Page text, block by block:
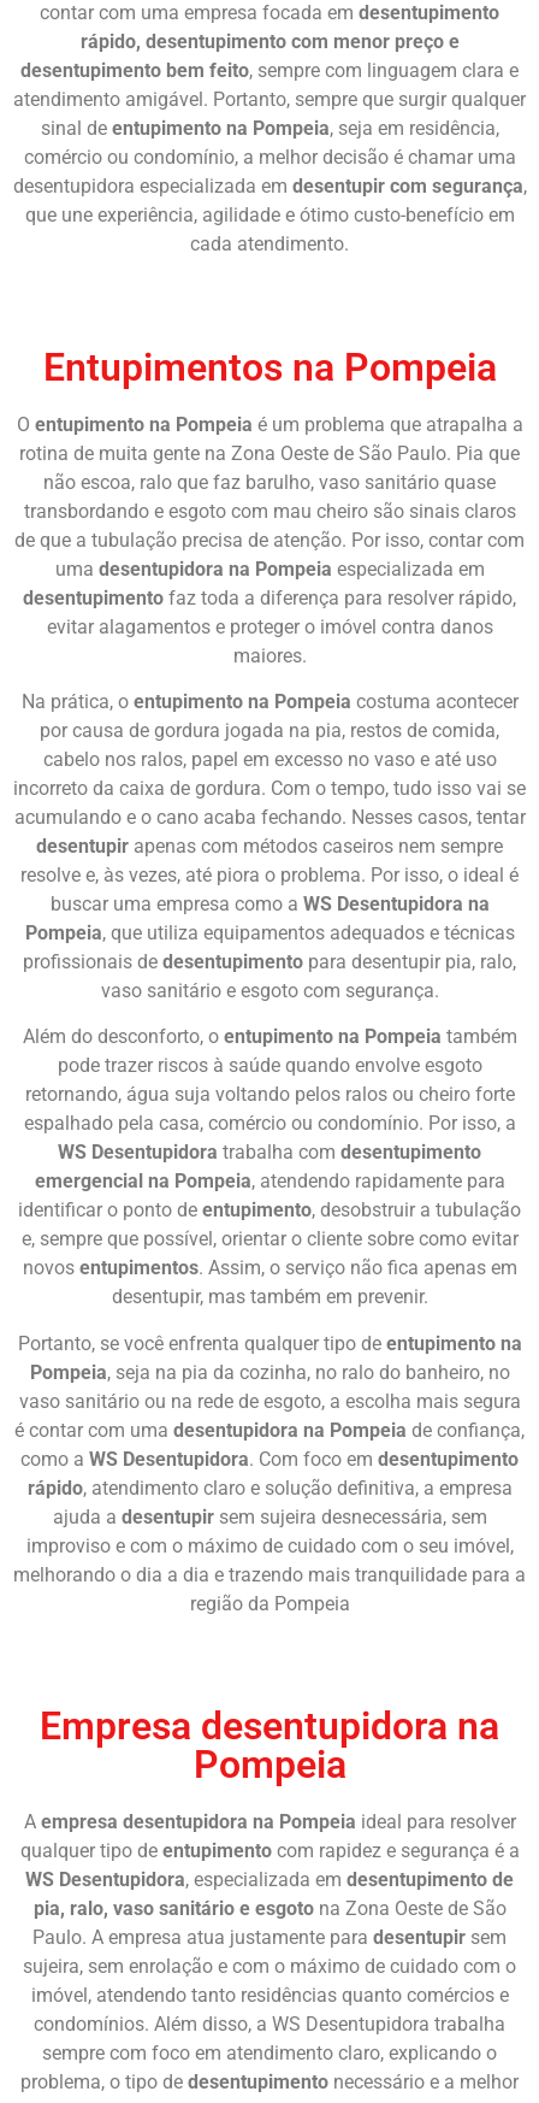
contar com uma empresa focada em desentupimento
rápido, desentupimento com menor preço e
desentupimento bem feito, sempre com linguagem clara e
atendimento amigável. Portanto, sempre que surgir qualquer
sinal de entupimento na Pompeia, seja em residência,
comércio ou condomínio, a melhor decisão é chamar uma
desentupidora especializada em desentupir com segurança,
que une experiência, agilidade e ótimo custo-benefício em
cada atendimento.
Entupimentos na Pompeia
O entupimento na Pompeia é um problema que atrapalha a
rotina de muita gente na Zona Oeste de São Paulo. Pia que
não escoa, ralo que faz barulho, vaso sanitário quase
transbordando e esgoto com mau cheiro são sinais claros
de que a tubulação precisa de atenção. Por isso, contar com
uma desentupidora na Pompeia especializada em
desentupimento faz toda a diferença para resolver rápido,
evitar alagamentos e proteger o imóvel contra danos
maiores.
Na prática, o entupimento na Pompeia costuma acontecer
por causa de gordura jogada na pia, restos de comida,
cabelo nos ralos, papel em excesso no vaso e até uso
incorreto da caixa de gordura. Com o tempo, tudo isso vai se
acumulando e o cano acaba fechando. Nesses casos, tentar
desentupir apenas com métodos caseiros nem sempre
resolve e, às vezes, até piora o problema. Por isso, o ideal é
buscar uma empresa como a WS Desentupidora na
Pompeia, que utiliza equipamentos adequados e técnicas
profissionais de desentupimento para desentupir pia, ralo,
vaso sanitário e esgoto com segurança.
Além do desconforto, o entupimento na Pompeia também
pode trazer riscos à saúde quando envolve esgoto
retornando, água suja voltando pelos ralos ou cheiro forte
espalhado pela casa, comércio ou condomínio. Por isso, a
WS Desentupidora trabalha com desentupimento
emergencial na Pompeia, atendendo rapidamente para
identificar o ponto de entupimento, desobstruir a tubulação
e, sempre que possível, orientar o cliente sobre como evitar
novos entupimentos. Assim, o serviço não fica apenas em
desentupir, mas também em prevenir.
Portanto, se você enfrenta qualquer tipo de entupimento na
Pompeia, seja na pia da cozinha, no ralo do banheiro, no
vaso sanitário ou na rede de esgoto, a escolha mais segura
é contar com uma desentupidora na Pompeia de confiança,
como a WS Desentupidora. Com foco em desentupimento
rápido, atendimento claro e solução definitiva, a empresa
ajuda a desentupirsem sujeira desnecessária, sem
improviso e com o máximo de cuidado com o seu imóvel,
melhorando o dia a dia e trazendo mais tranquilidade para a
região da Pompeia
Empresa desentupidora na
Pompeia
A empresa desentupidora na Pompeia ideal para resolver
qualquer tipo de entupimentocom rapidez e segurança é a
WS Desentupidora, especializada em desentupimento de
pia, ralo, vaso sanitário e esgotona Zona Oeste de São
Paulo. A empresa atua justamente para desentupir sem
sujeira, sem enrolação e com o máximo de cuidado com o
imóvel, atendendo tanto residências quanto comércios e
condomínios. Além disso, a WS Desentupidora trabalha
sempre com foco em atendimento claro, explicando o
problema, o tipo de desentupimento necessário e a melhor